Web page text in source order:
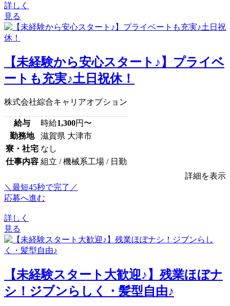
詳しく
見る
【未経験から安心スタート♪】プライベ
ートも充実♪土日祝休！
株式会社綜合キャリアオプション
給与 時給1,300円〜
勤務地
滋賀県 大津市
寮・社宅 なし
仕事内容 組立 / 機械系工場 / 日勤
詳細を表示
＼最短45秒で完了／
応募へ進む
詳しく
見る
【未経験スタート大歓迎♪】残業ほぼナ
シ！ジブンらしく・髪型自由♪